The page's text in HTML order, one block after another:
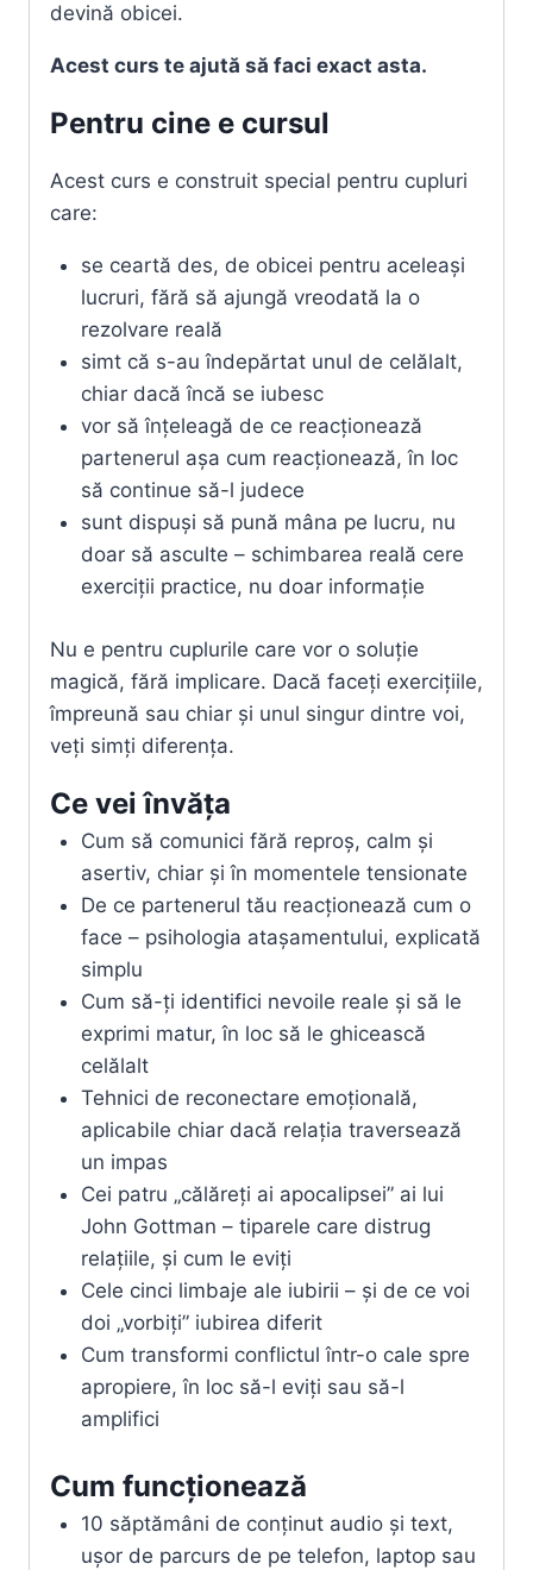
devină obicei.
Acest curs te ajută să faci exact asta.
Pentru cine e cursul
Acest curs e construit special pentru cupluri
care:
se ceartă des, de obicei pentru aceleași
lucruri, fără să ajungă vreodată la o
rezolvare reală
simt că s-au îndepărtat unul de celălalt,
chiar dacă încă se iubesc
vor să înțeleagă de ce reacționează
partenerul așa cum reacționează, în loc
să continue să-l judece
sunt dispuși să pună mâna pe lucru, nu
doar să asculte – schimbarea reală cere
exerciții practice, nu doar informație
Nu e pentru cuplurile care vor o soluție
magică, fără implicare. Dacă faceți exercițiile,
împreună sau chiar și unul singur dintre voi,
veți simți diferența.
Ce vei învăța
Cum să comunici fără reproș, calm și
asertiv, chiar și în momentele tensionate
De ce partenerul tău reacționează cum o
face – psihologia atașamentului, explicată
simplu
Cum să-ți identifici nevoile reale și să le
exprimi matur, în loc să le ghicească
celălalt
Tehnici de reconectare emoțională,
aplicabile chiar dacă relația traversează
un impas
Cei patru „călăreți ai apocalipsei” ai lui
John Gottman – tiparele care distrug
relațiile, și cum le eviți
Cele cinci limbaje ale iubirii – și de ce voi
doi „vorbiți” iubirea diferit
Cum transformi conflictul într-o cale spre
apropiere, în loc să-l eviți sau să-l
amplifici
Cum funcționează
10 săptămâni de conținut audio și text,
ușor de parcurs de pe telefon, laptop sau